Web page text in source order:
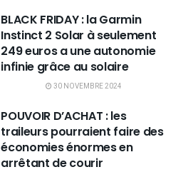
BLACK FRIDAY : la Garmin
Instinct 2 Solar à seulement
249 euros a une autonomie
infinie grâce au solaire
30 NOVEMBRE 2024
POUVOIR D’ACHAT : les
traileurs pourraient faire des
économies énormes en
arrêtant de courir